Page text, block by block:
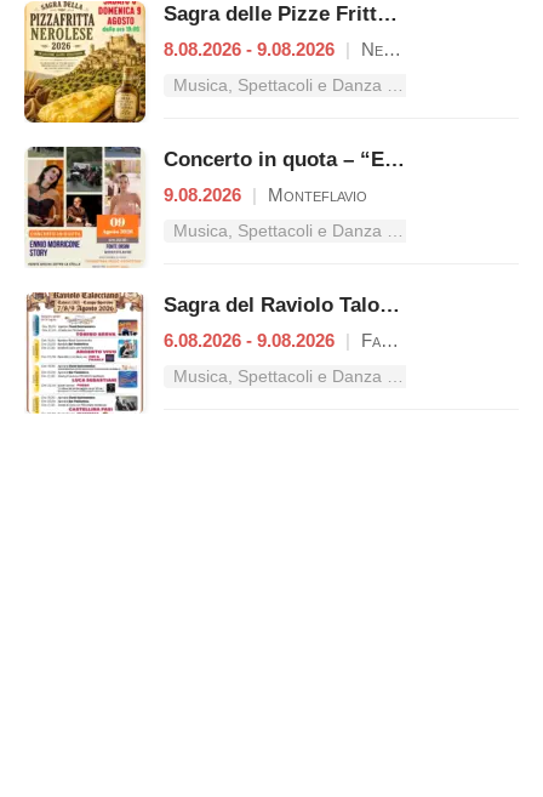
Sagra delle Pizze Fritte Nerolesi
8.08.2026 - 9.08.2026 | Nerola
Concerto in quota – “Ennio Morricone Story”
9.08.2026 | Monteflavio
Sagra del Raviolo Talocciano
6.08.2026 - 9.08.2026 | Fara in Sabina